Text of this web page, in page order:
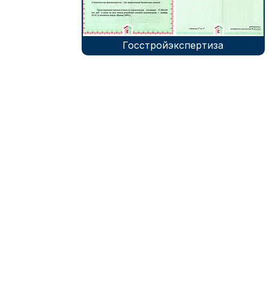
Госстройэкспертиза